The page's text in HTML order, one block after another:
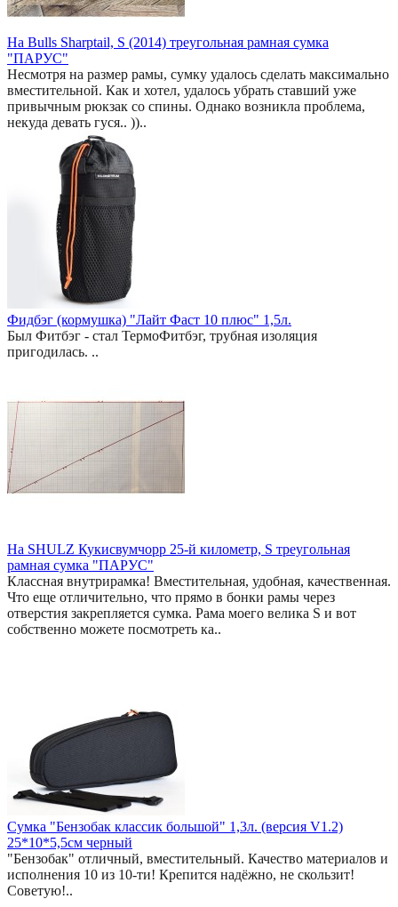
На Bulls Sharptail, S (2014) треугольная рамная сумка
"ПАРУС"
Несмотря на размер рамы, сумку удалось сделать максимально
вместительной. Как и хотел, удалось убрать ставший уже
привычным рюкзак со спины. Однако возникла проблема,
некуда девать гуся.. ))..
Фидбэг (кормушка) "Лайт Фаст 10 плюс" 1,5л.
Был Фитбэг - стал ТермоФитбэг, трубная изоляция
пригодилась. ..
На SHULZ Кукисвумчорр 25-й километр, S треугольная
рамная сумка "ПАРУС"
Классная внутрирамка! Вместительная, удобная, качественная.
Что еще отличительно, что прямо в бонки рамы через
отверстия закрепляется сумка. Рама моего велика S и вот
собственно можете посмотреть ка..
Сумка "Бензобак классик большой" 1,3л. (версия V1.2)
25*10*5,5см черный
"Бензобак" отличный, вместительный. Качество материалов и
исполнения 10 из 10-ти! Крепится надёжно, не скользит!
Советую!..